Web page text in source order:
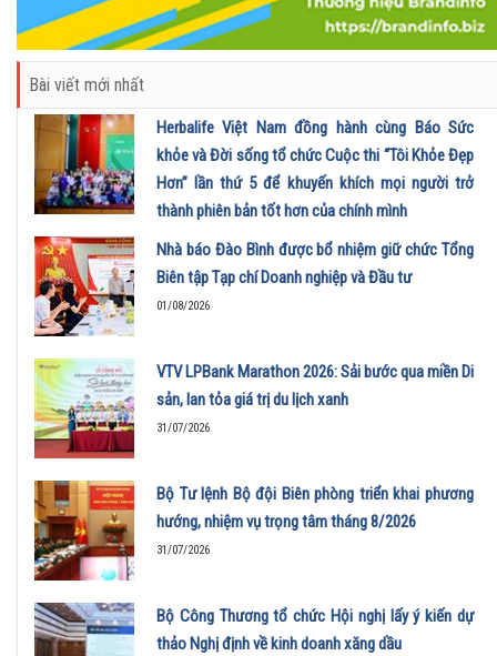
Bài viết mới nhất
Herbalife Việt Nam đồng hành cùng Báo Sức
khỏe và Đời sống tổ chức Cuộc thi “Tôi Khỏe Đẹp
Hơn” lần thứ 5 để khuyến khích mọi người trở
thành phiên bản tốt hơn của chính mình
01/08/2026
Nhà báo Đào Bình được bổ nhiệm giữ chức Tổng
Biên tập Tạp chí Doanh nghiệp và Đầu tư
01/08/2026
VTV LPBank Marathon 2026: Sải bước qua miền Di
sản, lan tỏa giá trị du lịch xanh
31/07/2026
Bộ Tư lệnh Bộ đội Biên phòng triển khai phương
hướng, nhiệm vụ trọng tâm tháng 8/2026
31/07/2026
Bộ Công Thương tổ chức Hội nghị lấy ý kiến dự
thảo Nghị định về kinh doanh xăng dầu